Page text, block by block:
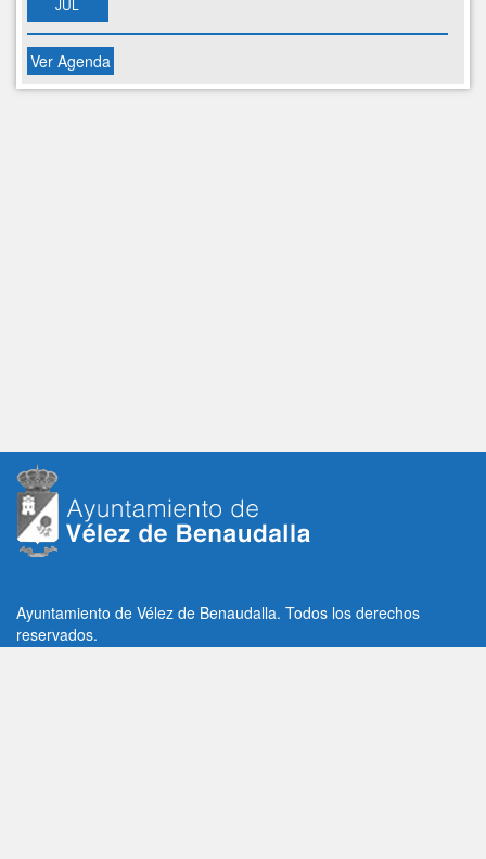
JUL
Ver Agenda
Ayuntamiento de Vélez de Benaudalla. Todos los derechos
reservados.